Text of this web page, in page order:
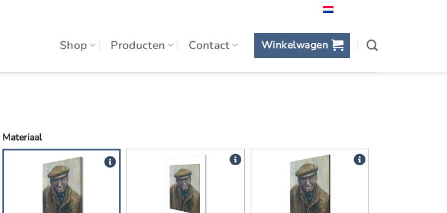
Shop Producten Contact Winkelwagen
Materiaal